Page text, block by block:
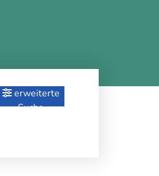
erweiterte
Suche